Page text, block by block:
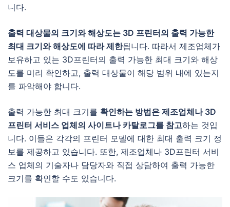
니다.
출력 대상물의 크기와 해상도는 3D 프린터의 출력 가능한
최대 크기와 해상도에 따라 제한됩니다. 따라서 제조업체가
보유하고 있는 3D프린터의 출력 가능한 최대 크기와 해상
도를 미리 확인하고, 출력 대상물이 해당 범위 내에 있는지
를 파악해야 합니다.
출력 가능한 최대 크기를 확인하는 방법은 제조업체나 3D
프린터 서비스 업체의 사이트나 카탈로그를 참고하는 것입
니다. 이들은 각각의 프린터 모델에 대한 최대 출력 크기 정
보를 제공하고 있습니다. 또한, 제조업체나 3D프린터 서비
스 업체의 기술자나 담당자와 직접 상담하여 출력 가능한
크기를 확인할 수도 있습니다.